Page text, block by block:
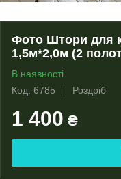
Фото Штори для
1,5м*2,0м (2
В наявності
Код: 6785
Роздріб
1 400 ₴